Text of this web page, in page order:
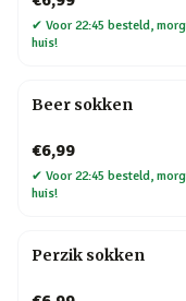
✔ Voor 22:45 besteld,
huis!
Beer sokken
€6,99
✔ Voor 22:45 besteld,
huis!
Perzik sokken